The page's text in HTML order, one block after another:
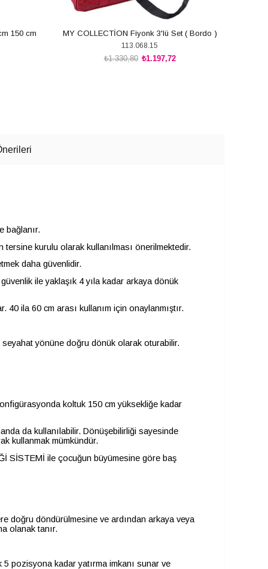
150 cm
MY COLLECTİON Fiyonk 3'lü Set ( Bordo )
113.068.15
₺1.197,72
₺1.330,80
bağlanır.
kurulu olarak kullanılması önerilmektedir.
daha güvenlidir.
ile yaklaşık 4 yıla kadar arkaya dönük
ila 60 cm arası kullanım için onaylanmıştır.
yönüne doğru dönük olarak oturabilir.
koltuk 150 cm yüksekliğe kadar
da kullanılabilir. Dönüşebilirliği sayesinde
kullanmak mümkündür.
SİSTEMİ ile çocuğun büyümesine göre baş
doğru döndürülmesine ve ardından arkaya veya
olanak tanır.
pozisyona kadar yatırma imkanı sunar ve